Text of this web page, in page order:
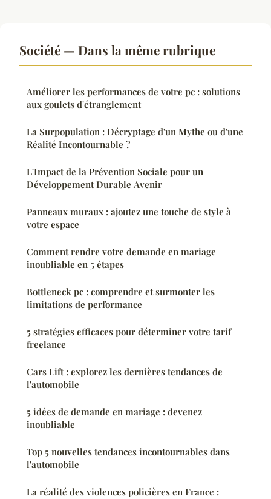
Société — Dans la même rubrique
Améliorer les performances de votre pc : solutions
aux goulets d'étranglement
La Surpopulation : Décryptage d'un Mythe ou d'une
Réalité Incontournable ?
L'Impact de la Prévention Sociale pour un
Développement Durable Avenir
Panneaux muraux : ajoutez une touche de style à
votre espace
Comment rendre votre demande en mariage
inoubliable en 5 étapes
Bottleneck pc : comprendre et surmonter les
limitations de performance
5 stratégies efficaces pour déterminer votre tarif
freelance
Cars Lift : explorez les dernières tendances de
l'automobile
5 idées de demande en mariage : devenez
inoubliable
Top 5 nouvelles tendances incontournables dans
l'automobile
La réalité des violences policières en France :